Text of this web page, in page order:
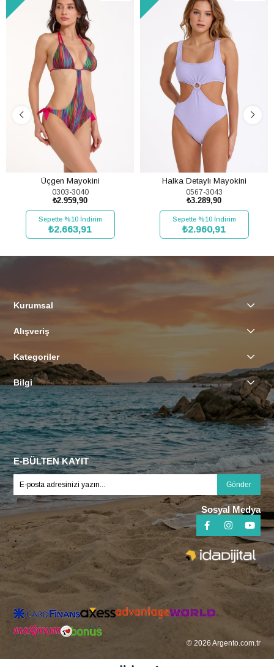
Üçgen Mayokini
0303-3040
₺2.959,90
Sepette %10 İndirim
₺2.663,91
SEPETE EKLE
Halka Detaylı Mayokini
0567-3043
₺3.289,90
Sepette %10 İndirim
₺2.960,91
SEPETE EKLE
Kurumsal
Alışveriş
Kategoriler
Bilgi
E-BÜLTEN KAYIT
Gönder
Sosyal Medya
© 2026 Argento.com.tr